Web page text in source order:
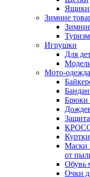
Ящики
Зимние
Игрушки
Для
Мото-
Брюки
Куртки
Маски
от
Обувь
Очки